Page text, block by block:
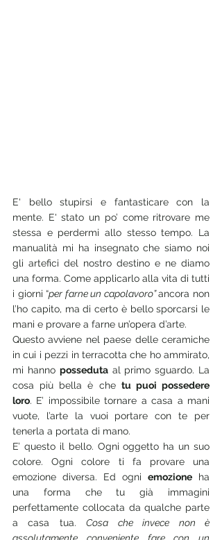
E' bello stupirsi e fantasticare con la
mente. E' stato un po’ come ritrovare me
stessa e perdermi allo stesso tempo. La
manualità mi ha insegnato che siamo noi
gli artefici del nostro destino e ne diamo
una forma. Come applicarlo alla vita di tutti
i giorni “per farne un capolavoro” ancora non
l’ho capito, ma di certo è bello sporcarsi le
mani e provare a farne un’opera d’arte.
Questo avviene nel paese delle ceramiche
in cui i pezzi in terracotta che ho ammirato,
mi hanno posseduta al primo sguardo. La
cosa più bella è che tu puoi possedere
loro. E’ impossibile tornare a casa a mani
vuote, l’arte la vuoi portare con te per
tenerla a portata di mano.
E’ questo il bello. Ogni oggetto ha un suo
colore. Ogni colore ti fa provare una
emozione diversa. Ed ogni emozione ha
una forma che tu già immagini
perfettamente collocata da qualche parte
a casa tua. Cosa che invece non è
assolutamente conveniente fare con un